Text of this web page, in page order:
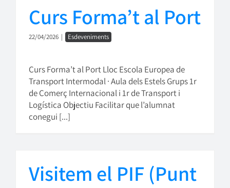
Curs Forma’t al Port
22/04/2026 | Esdeveniments
Curs Forma’t al Port Lloc Escola Europea de
Transport Intermodal · Aula dels Estels Grups 1r
de Comerç Internacional i 1r de Transport i
Logística Objectiu Facilitar que l’alumnat
conegui [...]
Visitem el PIF (Punt